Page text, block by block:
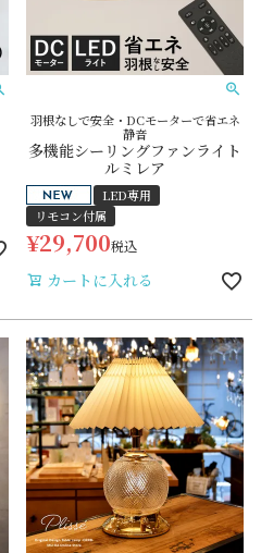
シーリングファン
羽根なしで安全・DCモーターで省エネ
静音
多機能シーリングファンライト
ルミレア
LED専用
リモコン付属
¥29,700税込
カートに入れる